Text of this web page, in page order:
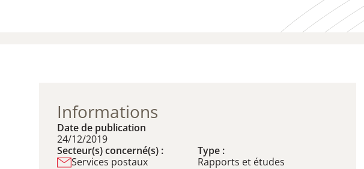
Informations
Date de publication
24/12/2019
Secteur(s) concerné(s) :
Services postaux
Type :
Rapports et études